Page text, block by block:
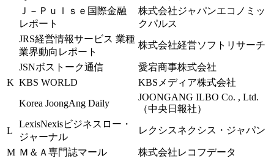
Ｊ－Ｐｕｌｓｅ国際金融
レポート
株式会社ジャパンエコノミッ
クパルス
JRS経営情報サービス 業種
業界動向レポート
株式会社経営ソフトリサーチ
JSNボストーク通信
愛宕商事株式会社
K KBS WORLD
KBSメディア株式会社
Korea JoongAng Daily
JOONGANG ILBO Co. , Ltd.
（中央日報社）
L
LexisNexisビジネスロー・
ジャーナル
レクシスネクシス・ジャパン
M Ｍ＆Ａ専門誌マール
株式会社レコフデータ